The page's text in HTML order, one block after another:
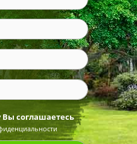
Вы соглашаетесь